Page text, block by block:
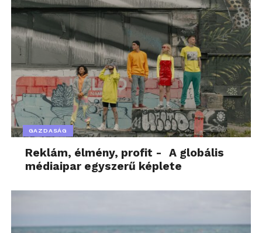
GAZDASÁG
Reklám, élmény, profit - A globális
médiaipar egyszerű képlete